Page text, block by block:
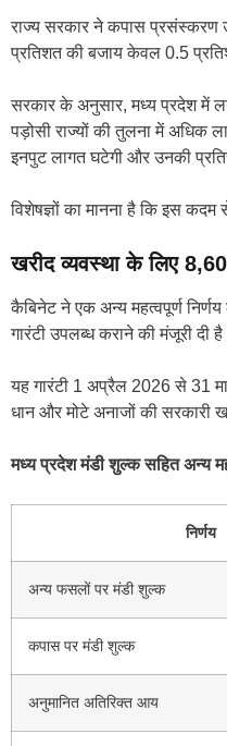
राज्य सरकार ने कपास प्रसंस्करण
प्रतिशत की बजाय केवल 0.5
सरकार के अनुसार, मध्य प्रदेश में
पड़ोसी राज्यों की तुलना में अधिक
इनपुट लागत घटेगी और उनकी
विशेषज्ञों का मानना है कि इस
खरीद व्यवस्था के लिए
कैबिनेट ने एक अन्य महत्वपूर्ण
गारंटी उपलब्ध कराने की मंजूरी दी
यह गारंटी 1 अप्रैल 2026 से 31
धान और मोटे अनाजों की सरकारी
मध्य प्रदेश मंडी शुल्क सहित अन्य
निर्णय
अन्य फसलों पर मंडी शुल्क
कपास पर मंडी शुल्क
अनुमानित अतिरिक्त आय